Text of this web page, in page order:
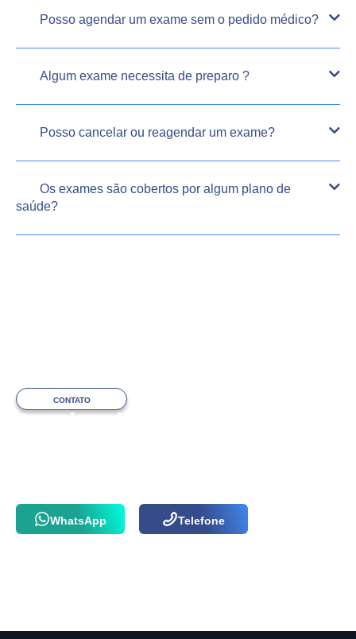
Posso agendar um exame sem o pedido médico?
Algum exame necessita de preparo ?
Posso cancelar ou reagendar um exame?
Os exames são cobertos por algum plano de
saúde?
CONTATO
Precisa de ajuda
WhatsApp Telefone